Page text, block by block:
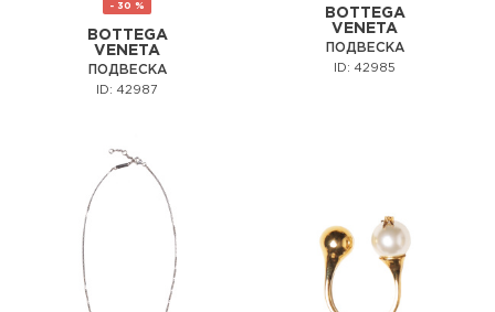
- 30 %
BOTTEGA
VENETA
ПОДВЕСКА
ID: 42987
BOTTEGA
VENETA
ПОДВЕСКА
ID: 42985